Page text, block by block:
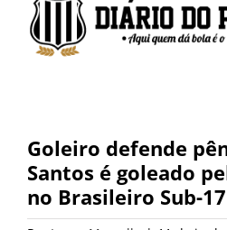
Goleiro defende
Santos é goleado
no Brasileiro Sub-17